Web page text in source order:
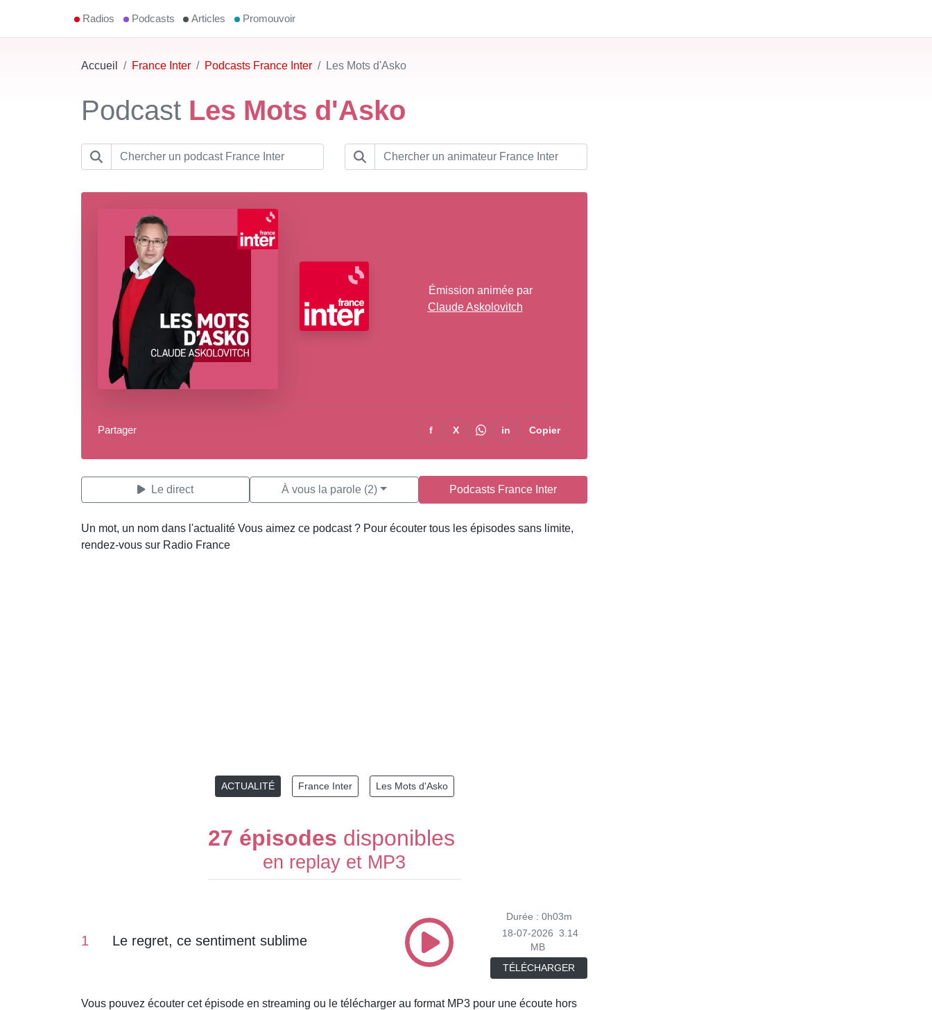
Radios Podcasts Articles Promouvoir
Accueil France Inter Podcasts France Inter Les Mots d'Asko
Podcast Les Mots d'Asko
Émission animée par
Claude Askolovitch
Partager f X in Copier
Le direct À vous la parole (2) Podcasts France Inter
Un mot, un nom dans l'actualité Vous aimez ce podcast ? Pour écouter tous les épisodes sans limite,
rendez-vous sur Radio France
ACTUALITÉ France Inter Les Mots d'Asko
27 épisodes disponibles
en replay et MP3
1 Le regret, ce sentiment sublime
Durée : 0h03m
18-07-2026
3.14
MB
TÉLÉCHARGER
Vous pouvez écouter cet épisode en streaming ou le télécharger au format MP3 pour une écoute hors